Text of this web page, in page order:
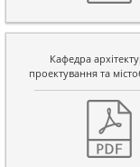
Кафедра
проектування та